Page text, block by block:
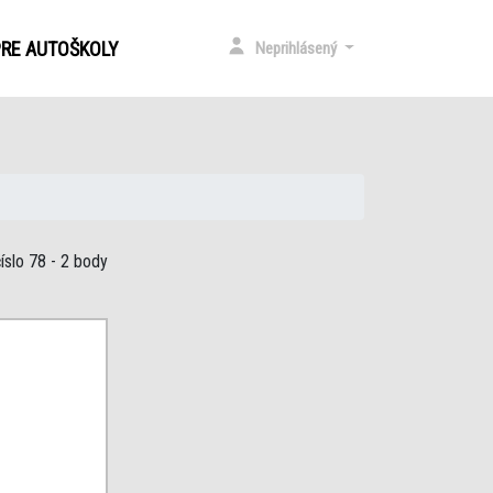
AUTOŠKOLY Neprihlásený
78 - 2 body